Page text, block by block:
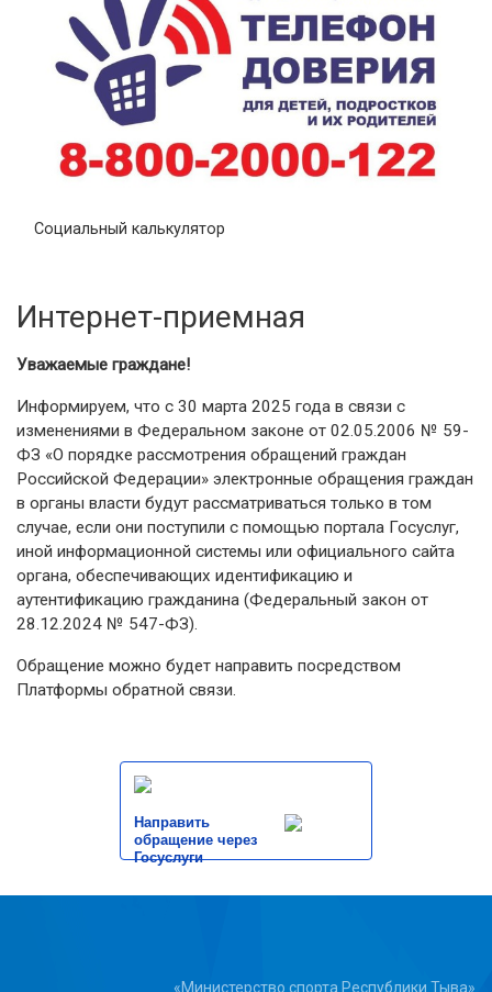
Социальный калькулятор
Интернет-приемная
Уважаемые граждане!
Информируем, что с 30 марта 2025 года в связи с
изменениями в Федеральном законе от 02.05.2006 № 59-
ФЗ «О порядке рассмотрения обращений граждан
Российской Федерации» электронные обращения граждан
в органы власти будут рассматриваться только в том
случае, если они поступили с помощью портала Госуслуг,
иной информационной системы или официального сайта
органа, обеспечивающих идентификацию и
аутентификацию гражданина (Федеральный закон от
28.12.2024 № 547-ФЗ).
Обращение можно будет направить посредством
Платформы обратной связи.
Направить
обращение через
Госуслуги
«Министерство спорта Республики Тыва»